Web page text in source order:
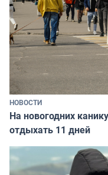
НОВОСТИ
На новогодних
отдыхать 11 дней